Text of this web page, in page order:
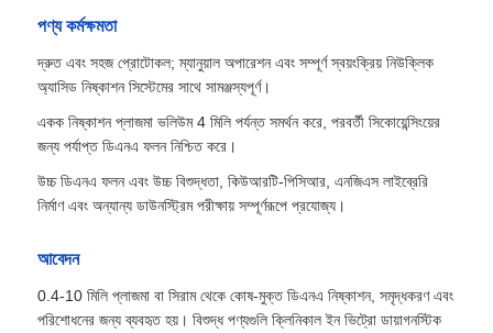
পণ্য কর্মক্ষমতা
দ্রুত এবং সহজ প্রোটোকল; ম্যানুয়াল অপারেশন এবং সম্পূর্ণ স্বয়ংক্রিয় নিউক্লিক
অ্যাসিড নিষ্কাশন সিস্টেমের সাথে সামঞ্জস্যপূর্ণ।
একক নিষ্কাশন প্লাজমা ভলিউম 4 মিলি পর্যন্ত সমর্থন করে, পরবর্তী সিকোয়েন্সিংয়ের
জন্য পর্যাপ্ত ডিএনএ ফলন নিশ্চিত করে।
উচ্চ ডিএনএ ফলন এবং উচ্চ বিশুদ্ধতা, কিউআরটি-পিসিআর, এনজিএস লাইব্রেরি
নির্মাণ এবং অন্যান্য ডাউনস্ট্রিম পরীক্ষায় সম্পূর্ণরূপে প্রযোজ্য।
আবেদন
0.4-10 মিলি প্লাজমা বা সিরাম থেকে কোষ-মুক্ত ডিএনএ নিষ্কাশন, সমৃদ্ধকরণ এবং
পরিশোধনের জন্য ব্যবহৃত হয়। বিশুদ্ধ পণ্যগুলি ক্লিনিকাল ইন ভিট্রো ডায়াগনস্টিক